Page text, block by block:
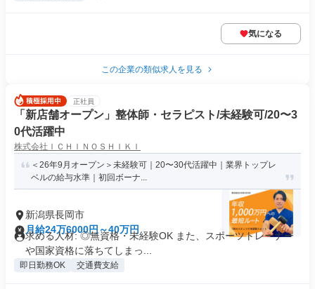
気になる
この企業の類似求人を見る
正社員
「新店舗オープン」整体師・セラピスト/未経験可/20〜3
0代活躍中
株式会社ＩＣＨＩＮＯＳＨＩＫＩ
＜26年9月オープン＞未経験可｜20〜30代活躍中｜業界トップレ
ベルの給与水準｜初回ボーナ...
新潟県長岡市
月給24万6000円～40万円
求める人材: ◎無資格・未経験OK また、スポーツトレーナー
や国家資格に落ちてしまっ...
即日勤務OK 交通費支給